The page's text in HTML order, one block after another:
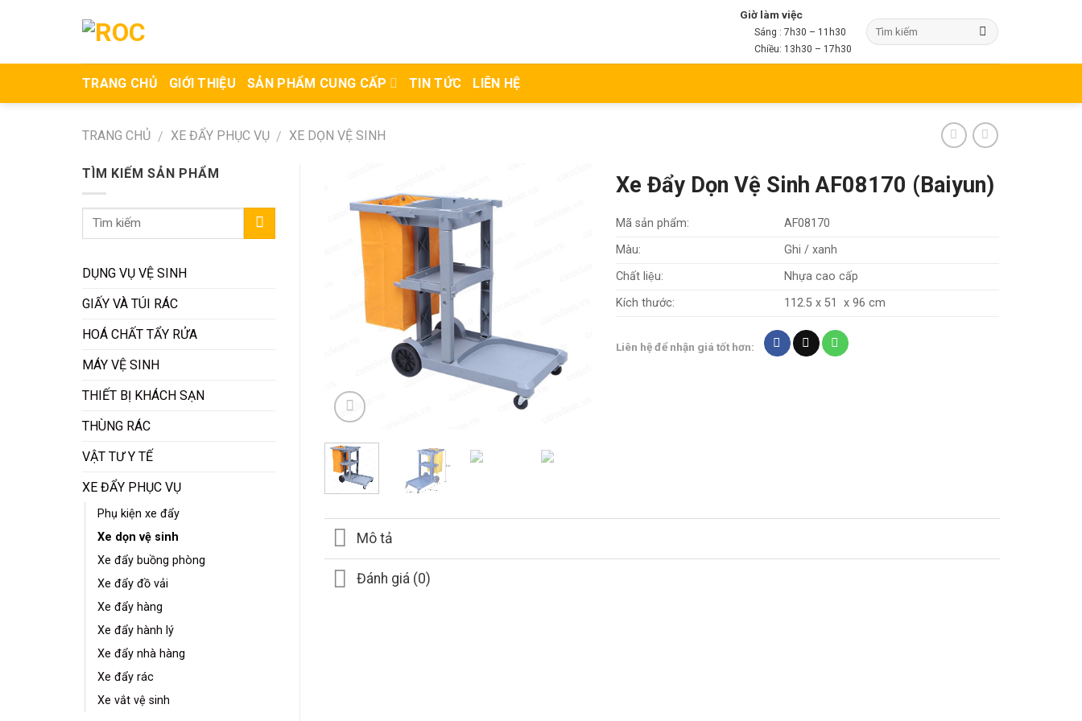
Giờ làm việc
Sáng : 7h30 – 11h30
Chiều: 13h30 – 17h30
TRANG CHỦ GIỚI THIỆU SẢN PHẨM CUNG CẤP TIN TỨC LIÊN HỆ
TRANG CHỦ / XE ĐẨY PHỤC VỤ / XE DỌN VỆ SINH
TÌM KIẾM SẢN PHẨM
DỤNG VỤ VỆ SINH
GIẤY VÀ TÚI RÁC
HOÁ CHẤT TẨY RỬA
MÁY VỆ SINH
THIẾT BỊ KHÁCH SẠN
THÙNG RÁC
VẬT TƯ Y TẾ
XE ĐẨY PHỤC VỤ
Phụ kiện xe đẩy
Xe dọn vệ sinh
Xe đẩy buồng phòng
Xe đẩy đồ vải
Xe đẩy hàng
Xe đẩy hành lý
Xe đẩy nhà hàng
Xe đẩy rác
Xe vắt vệ sinh
Xe Đẩy Dọn Vệ Sinh AF08170 (Baiyun)
Mã sản phẩm:
AF08170
Màu:
Ghi / xanh
Chất liệu:
Nhựa cao cấp
Kích thước:
112.5 x 51 x 96 cm
Liên hệ để nhận giá tốt hơn:
Mô tả
Đánh giá (0)